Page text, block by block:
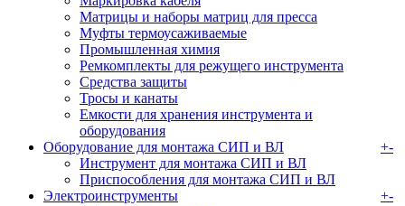
Матрицы и наборы матриц для пресса
Муфты термоусаживаемые
Промышленная химия
Ремкомплекты для режущего инструмента
Средства защиты
Тросы и канаты
Емкости для хранения инструмента и
оборудования
Оборудование для монтажа СИП и ВЛ
+-
Инструмент для монтажа СИП и ВЛ
Приспособления для монтажа СИП и ВЛ
Электроинструменты
+-